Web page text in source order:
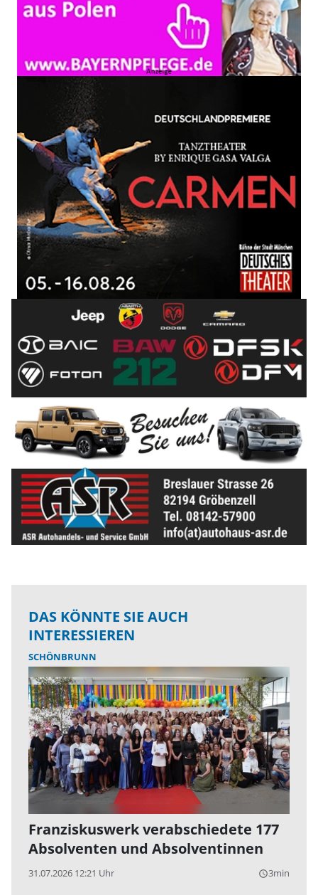
DAS KÖNNTE SIE AUCH
INTERESSIEREN
SCHÖNBRUNN
Franziskuswerk verabschiedete 177
Absolventen und Absolventinnen
31.07.2026 12:21 Uhr query_builder3min